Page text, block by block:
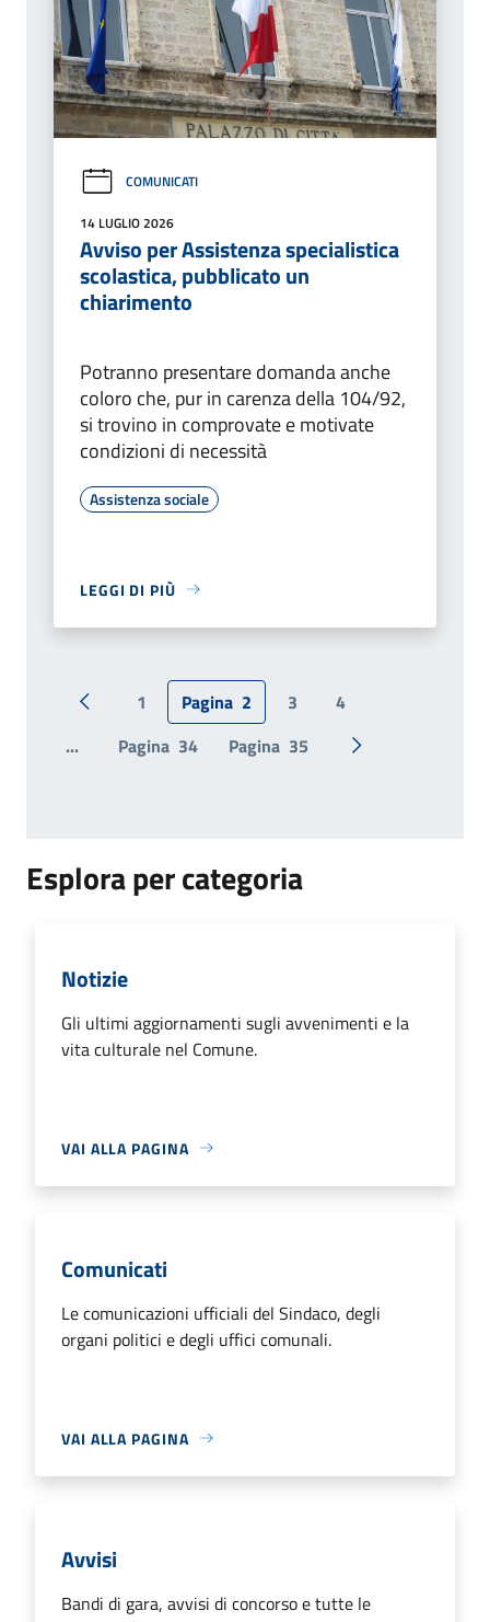
COMUNICATI
14 LUGLIO 2026
Avviso per Assistenza specialistica
scolastica, pubblicato un
chiarimento
Potranno presentare domanda anche
coloro che, pur in carenza della 104/92,
si trovino in comprovate e motivate
condizioni di necessità
Assistenza sociale
LEGGI DI PIÙ
Pagina precedente
1 Pagina 2 3
4
...
Pagina 34 Pagina 35 Pagina
Esplora per categoria
Notizie
Gli ultimi aggiornamenti sugli avvenimenti e la
vita culturale nel Comune.
VAI ALLA PAGINA
Comunicati
Le comunicazioni ufficiali del Sindaco, degli
organi politici e degli uffici comunali.
VAI ALLA PAGINA
Avvisi
Bandi di gara, avvisi di concorso e tutte le